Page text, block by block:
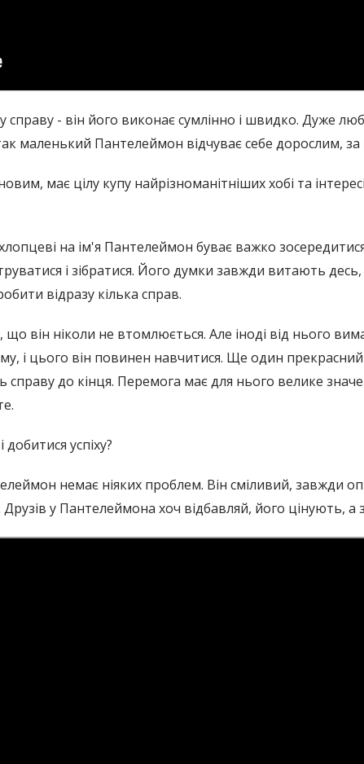
- він його виконає сумлінно і швидко. Дуже
маленький Пантелеймон відчуває себе дорослим,
має цілу купу найрізноманітніших хобі та
на ім'я Пантелеймон буває важко
і зібратися. Його думки завжди витають
відразу кілька справ.
що він ніколи не втомлюється. Але іноді від нього
і цього він повинен навчитися. Ще один
справу до кінця. Перемога має для нього велике
успіху?
немає ніяких проблем. Він сміливий, завжди
Друзів у Пантелеймона хоч відбавляй, його цінують,